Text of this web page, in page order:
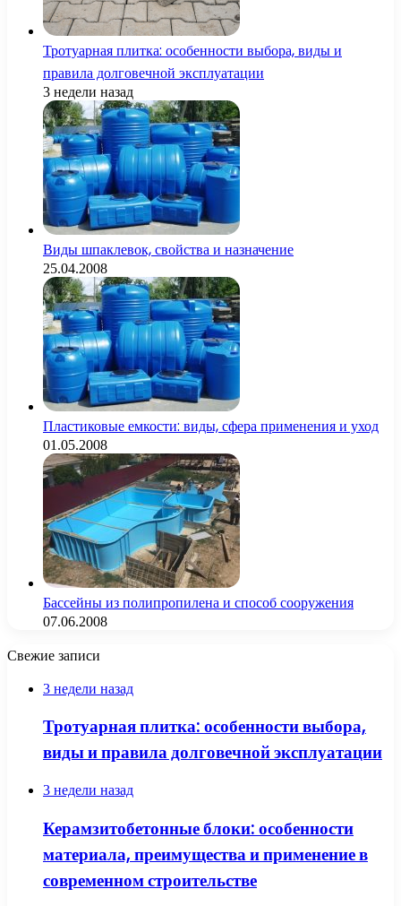
Тротуарная плитка: особенности выбора, виды и
правила долговечной эксплуатации
3 недели назад
Виды шпаклевок, свойства и назначение
25.04.2008
Пластиковые емкости: виды, сфера применения и уход
01.05.2008
Бассейны из полипропилена и способ сооружения
07.06.2008
Свежие записи
3 недели назад
Тротуарная плитка: особенности выбора,
виды и правила долговечной эксплуатации
3 недели назад
Керамзитобетонные блоки: особенности
материала, преимущества и применение в
современном строительстве